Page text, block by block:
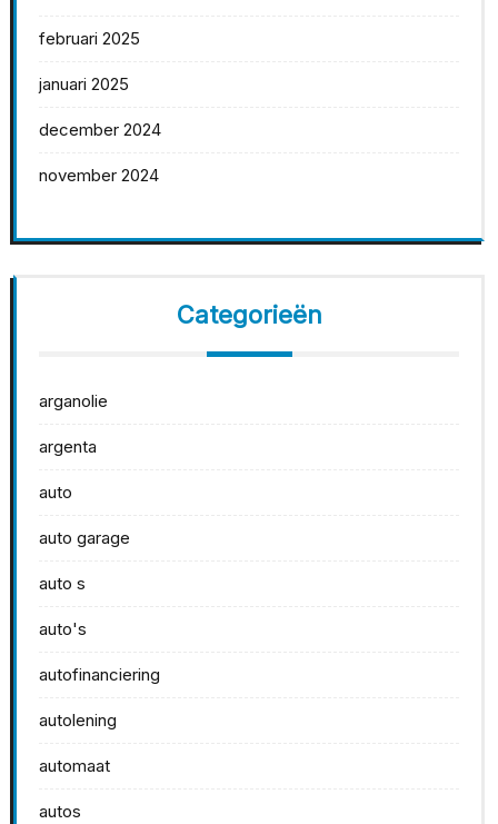
februari 2025
januari 2025
december 2024
november 2024
Categorieën
arganolie
argenta
auto
auto garage
auto s
auto's
autofinanciering
autolening
automaat
autos